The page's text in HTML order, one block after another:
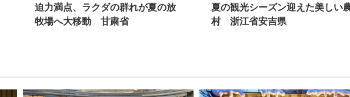
迫力満点、ラクダの群れが夏の放
牧場へ大移動 甘粛省
夏の観光シーズン迎えた美しい
村 浙江省安吉県